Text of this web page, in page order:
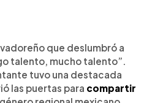
que deslumbró a
talento, mucho talento”.
tuvo una destacada
las puertas para compartir